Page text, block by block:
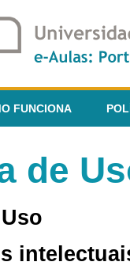
FUNCIONA
de